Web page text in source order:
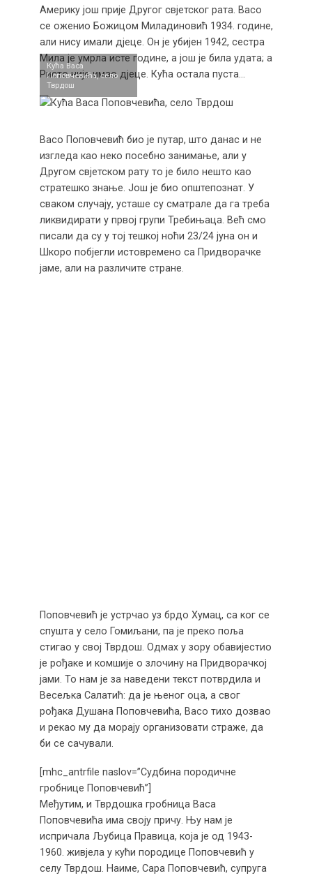
Америку још прије Другог свјетског рата. Васо
се оженио Божицом Миладиновић 1934. године,
али нису имали дјеце. Он је убијен 1942, сестра
Мила је умрла исте године, а још је била удата; а
Ристо није имао дјеце. Кућа остала пуста…
Кућа Васа
Поповчевића, село
Тврдош
Васо Поповчевић био је путар, што данас и не
изгледа као неко посебно занимање, али у
Другом свјетском рату то је било нешто као
стратешко знање. Још је био општепознат. У
сваком случају, усташе су сматрале да га треба
ликвидирати у првој групи Требињаца. Већ смо
писали да су у тој тешкој ноћи 23/24 јуна он и
Шкоро побјегли истовремено са Придворачке
јаме, али на различите стране.
Поповчевић је устрчао уз брдо Хумац, са ког се
спушта у село Гомиљани, па је преко поља
стигао у свој Тврдош. Одмах у зору обавијестио
је рођаке и комшије о злочину на Придворачкој
јами. То нам је за наведени текст потврдила и
Весељка Салатић: да је њеног оца, а свог
рођака Душана Поповчевића, Васо тихо дозвао
и рекао му да морају организовати страже, да
би се сачували.
[mhc_antrfile naslov=”Судбина породичне
гробнице Поповчевић”]
Међутим, и Тврдошка гробница Васа
Поповчевића има своју причу. Њу нам је
испричала Љубица Правица, која је од 1943-
1960. живјела у кући породице Поповчевић у
селу Тврдош. Наиме, Сара Поповчевић, супруга